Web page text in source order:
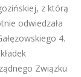
z którą
odwiedzała
4.
Związku